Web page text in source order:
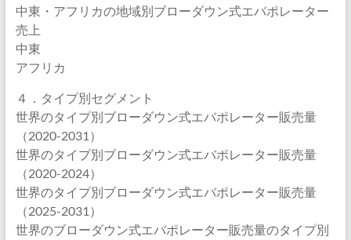
中東・アフリカの地域別ブローダウン式エバポレーター
売上
中東
アフリカ
４．タイプ別セグメント
世界のタイプ別ブローダウン式エバポレーター販売量
（2020-2031）
世界のタイプ別ブローダウン式エバポレーター販売量
（2020-2024）
世界のタイプ別ブローダウン式エバポレーター販売量
（2025-2031）
世界のブローダウン式エバポレーター販売量のタイプ別